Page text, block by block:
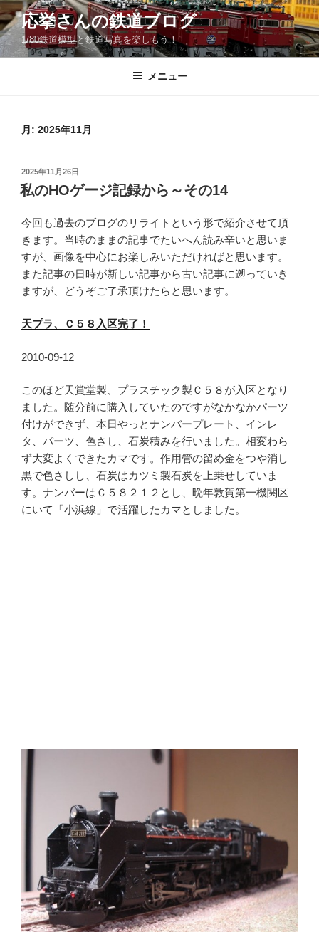
コ
ン
テ
ン
応挙さんの鉄道ブログ
1/80鉄道模型と鉄道写真を楽しもう！
メニュー
月: 2025年11月
投
稿
日:
2025年11月26日
私のHOゲージ記録から～その14
今回も過去のブログのリライトという形で紹介させて頂
きます。当時のままの記事でたいへん読み辛いと思いま
すが、画像を中心にお楽しみいただければと思います。
また記事の日時が新しい記事から古い記事に遡っていき
ますが、どうぞご了承頂けたらと思います。
天プラ、Ｃ５８入区完了！
2010-09-12
このほど天賞堂製、プラスチック製Ｃ５８が入区となり
ました。随分前に購入していたのですがなかなかパーツ
付けができず、本日やっとナンバープレート、インレ
タ、パーツ、色さし、石炭積みを行いました。相変わら
ず大変よくできたカマです。作用管の留め金をつや消し
黒で色さしし、石炭はカツミ製石炭を上乗せしていま
す。ナンバーはＣ５８２１２とし、晩年敦賀第一機関区
にいて「小浜線」で活躍したカマとしました。